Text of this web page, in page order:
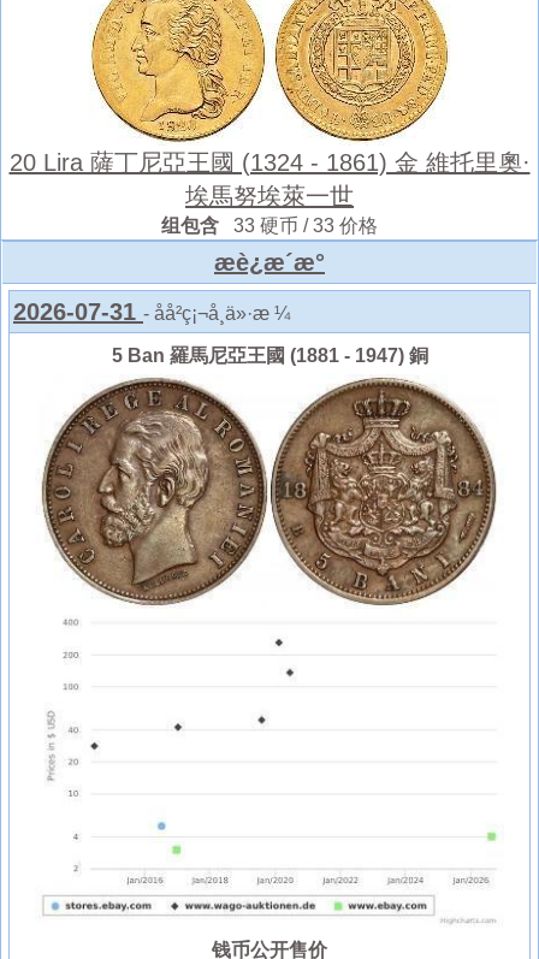
20 Lira 薩丁尼亞王國 (1324 - 1861) 金 維托里奧·
埃馬努埃萊一世
组包含 33 硬币 / 33 价格
æè¿æ´æ°
2026-07-31 - åå²ç¡¬å¸ä»·æ ¼
5 Ban 羅馬尼亞王國 (1881 - 1947) 銅
钱币公开售价